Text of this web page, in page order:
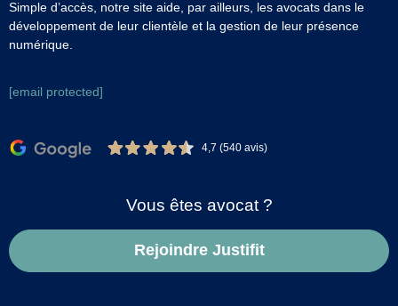
Simple d’accès, notre site aide, par ailleurs, les avocats dans le
développement de leur clientèle et la gestion de leur présence
numérique.
[email protected]
4,7 (540 avis)
Vous êtes avocat ?
Rejoindre Justifit